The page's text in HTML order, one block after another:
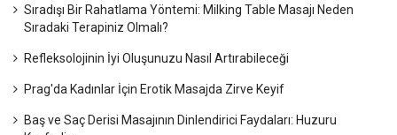
Sıradışı Bir Rahatlama Yöntemi: Milking Table Masajı Neden
Sıradaki Terapiniz Olmalı?
Refleksolojinin İyi Oluşunuzu Nasıl Artırabileceği
Prag'da Kadınlar İçin Erotik Masajda Zirve Keyif
Baş ve Saç Derisi Masajının Dinlendirici Faydaları: Huzuru